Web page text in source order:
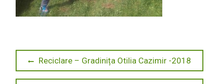
Navigare
în
Previous
post:
Reciclare – Gradinița Otilia Cazimir -2018